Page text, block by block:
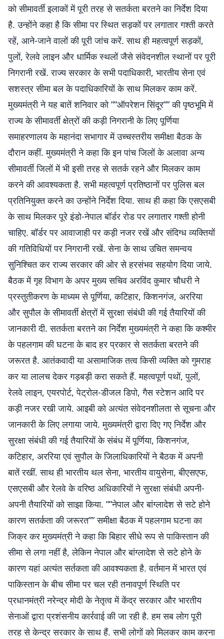
को सीमावर्ती इलाकों में पूरी तरह से सतर्कता बरतने का निर्देश दिया
है. उन्होंने कहा है कि सीमा पर स्थित सड़कों पर लगातार गश्ती करते
रहें, आने-जाने वालों की पूरी जांच करें. साथ ही महत्वपूर्ण सड़कों,
पुलों, रेलवे लाइन और धार्मिक स्थलों जैसे संवेदनशील स्थानों पर पूरी
निगरानी रखें. राज्य सरकार के सभी पदाधिकारी, भारतीय सेना एवं
सशस्त्र सीमा बल के पदाधिकारियों के साथ मिलकर काम करें.
मुख्यमंत्री ने यह बातें शनिवार को ””ऑपरेशन सिंदूर”” की पृष्ठभूमि में
राज्य के सीमावर्ती क्षेत्रों की कड़ी निगरानी के लिए पूर्णिया
समाहरणालय के महानंदा सभागार में उच्चस्तरीय समीक्षा बैठक के
दौरान कहीं. मुख्यमंत्री ने कहा कि इन पांच जिलों के अलावा अन्य
सीमावर्ती जिलों में भी इसी तरह से सतर्क रहने और मिलकर काम
करने की आवश्यकता है. सभी महत्वपूर्ण प्रतिष्ठानों पर पुलिस बल
प्रतिनियुक्त करने का उन्होंने निर्देश दिया. साथ ही कहा कि एसएसबी
के साथ मिलकर पूरे इंडो-नेपाल बॉर्डर रोड पर लगातार गश्ती होनी
चाहिए. बॉर्डर पर आवाजाही पर कड़ी नजर रखें और संदिग्ध व्यक्तियों
की गतिविधियों पर निगरानी रखें. सेना के साथ उचित समन्वय
सुनिश्चित कर राज्य सरकार की ओर से हरसंभव सहयोग दिया जाये.
बैठक में गृह विभाग के अपर मुख्य सचिव अरविंद कुमार चौधरी ने
प्रस्तुतीकरण के माध्यम से पूर्णिया, कटिहार, किशनगंज, अररिया
और सुपौल के सीमावर्ती क्षेत्रों में सुरक्षा संबंधी की गई तैयारियों की
जानकारी दी. सतर्कता बरतने का निर्देश मुख्यमंत्री ने कहा कि कश्मीर
के पहलगाम की घटना के बाद हर प्रकार से सतर्कता बरतने की
जरूरत है. आतंकवादी या असामाजिक तत्व किसी व्यक्ति को गुमराह
कर या लालच देकर गड़बड़ी करा सकते हैं. महत्वपूर्ण पथों, पुलों,
रेलवे लाइन, एयरपोर्ट, पेट्रोल-डीजल डिपो, गैस स्टेशन आदि पर
कड़ी नजर रखी जाये. आइबी को अत्यंत संवेदनशीलता से सूचना और
जानकारी के लिए लगाया जाये. मुख्यमंत्री द्वारा दिए गए निर्देश और
सुरक्षा संबंधी की गई तैयारियों के संबंध में पूर्णिया, किशनगंज,
कटिहार, अररिया एवं सुपौल के जिलाधिकारियों ने बैठक में अपनी
बातें रखीं. साथ ही भारतीय थल सेना, भारतीय वायुसेना, बीएसएफ,
एसएसबी और रेलवे के वरिष्ठ अधिकारियों ने सुरक्षा संबंधी अपनी-
अपनी तैयारियों को साझा किया. ””नेपाल और बांग्लादेश से सटे होने
कारण सतर्कता की जरूरत”” समीक्षा बैठक में पहलगाम घटना का
जिक्र कर मुख्यमंत्री ने कहा कि बिहार सीधे रूप से पाकिस्तान की
सीमा से लगा नहीं है, लेकिन नेपाल और बांग्लादेश से सटे होने के
कारण यहां अत्यंत सर्तकता की आवश्यकता है. वर्तमान में भारत एवं
पाकिस्तान के बीच सीमा पर चल रही तनावपूर्ण स्थिति पर
प्रधानमंत्री नरेन्द्र मोदी के नेतृत्व में केंद्र सरकार और भारतीय
सेनाओं द्वारा प्रशंसनीय कार्रवाई की जा रही है. हम सब लोग पूरी
तरह से केन्द्र सरकार के साथ हैं. सभी लोगों को मिलकर काम करना